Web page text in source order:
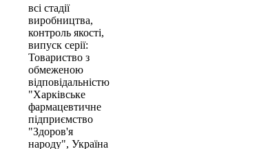
всі стадії
виробництва,
контроль якості,
випуск серії:
Товариство з
обмеженою
відповідальністю
"Харківське
фармацевтичне
підприємство
"Здоров'я
народу", Україна